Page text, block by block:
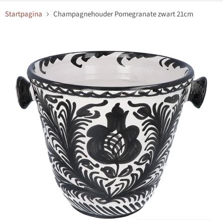
Startpagina Champagnehouder Pomegranate zwart 21cm